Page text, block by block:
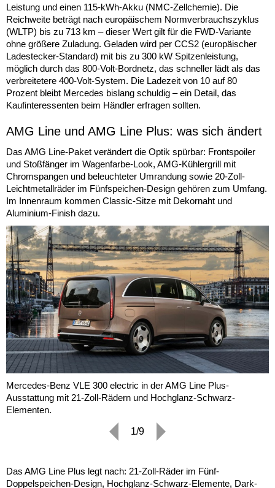
Leistung und einen 115-kWh-Akku (NMC-Zellchemie). Die
Reichweite beträgt nach europäischem Normverbrauchszyklus
(WLTP) bis zu 713 km – dieser Wert gilt für die FWD-Variante
ohne größere Zuladung. Geladen wird per CCS2 (europäischer
Ladestecker-Standard) mit bis zu 300 kW Spitzenleistung,
möglich durch das 800-Volt-Bordnetz, das schneller lädt als das
verbreitetere 400-Volt-System. Die Ladezeit von 10 auf 80
Prozent bleibt Mercedes bislang schuldig – ein Detail, das
Kaufinteressenten beim Händler erfragen sollten.
AMG Line und AMG Line Plus: was sich ändert
Das AMG Line-Paket verändert die Optik spürbar: Frontspoiler
und Stoßfänger im Wagenfarbe-Look, AMG-Kühlergrill mit
Chromspangen und beleuchteter Umrandung sowie 20-Zoll-
Leichtmetallräder im Fünfspeichen-Design gehören zum Umfang.
Im Innenraum kommen Classic-Sitze mit Dekornaht und
Aluminium-Finish dazu.
Mercedes-Benz VLE 300 electric in der AMG Line Plus-
Ausstattung mit 21-Zoll-Rädern und Hochglanz-Schwarz-
Elementen.
1/9
Das AMG Line Plus legt nach: 21-Zoll-Räder im Fünf-
Doppelspeichen-Design, Hochglanz-Schwarz-Elemente, Dark-